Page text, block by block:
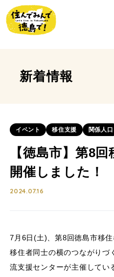
新着情報
イベント 移住支援 関係人口
【徳島市】第8
開催しました！
2024.07.16
7月6日(土)、第8回徳島市移
移住者同士の横のつながりづ
流支援センターが主催してい